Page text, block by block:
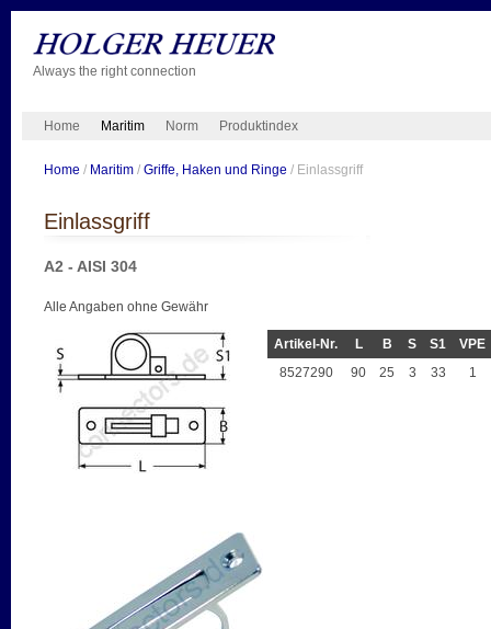
Always the right connection
Home Maritim Norm Produktindex
Home / Maritim/ Griffe, Haken und Ringe / Einlassgriff
Einlassgriff
A2 - AISI 304
Alle Angaben ohne Gewähr
Artikel-Nr. L B S S1
VPE
8527290
90 25 3 33 1